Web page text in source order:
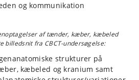
og kommunikation
af tænder, kæber, kæbeled
billedsnit fra CBCT-undersøgelse:
strukturer på
kæbeled og kranium samt